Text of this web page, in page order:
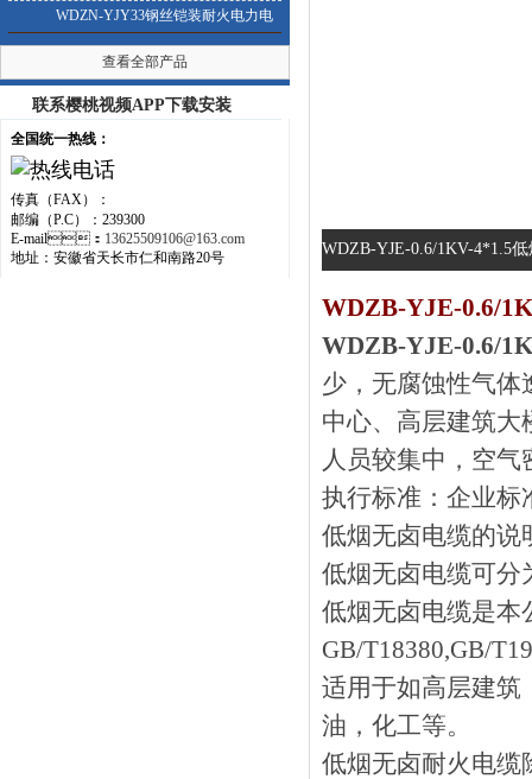
KYJY
WDZN-YJY33钢丝铠装耐火电力电
缆
查看全部产品
联系樱桃视频APP下载安装
全国统一热线：
传真（FAX）：
邮编（P.C）：239300
E-mail： 13625509106@163.com
地址：安徽省天长市仁和南路20号
WDZB-YJE-0.6/1KV-4*1.5低
WDZB-YJE-0.6/
WDZB-YJE-0.6/
少，无腐蚀性
中心、高层建筑大楼
人员较集中，空
执行标准：企业标
低烟无卤电缆的说
低烟无卤电缆可分
低烟无卤电缆是本
GB/T18380,GB/
适用于如高层建筑，
油，化工等。
低烟无卤耐火电缆